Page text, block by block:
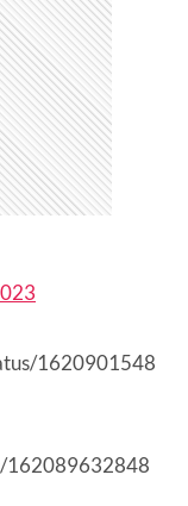
1620901548
162089632848